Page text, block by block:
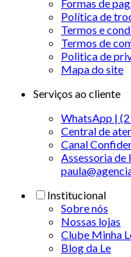
Formas de
Política de
Termos e
Termos de
Politica de
Mapa do site
Serviços ao cliente
WhatsApp |
Central de
Canal
Assessoria de
Institucional
Sobre nós
Nossas lojas
Clube Minha
Blog da Le